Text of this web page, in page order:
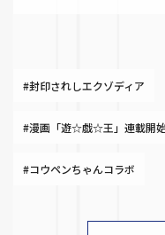
#封印されしエクゾディア
#漫画「遊☆戯☆王」連載開
#コウペンちゃんコラボ